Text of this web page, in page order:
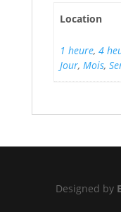
Location
1 heure, 4
Jour, Mois,
Designed by